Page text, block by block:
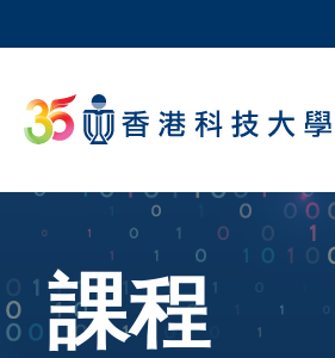
to
content
Text
Area
課程